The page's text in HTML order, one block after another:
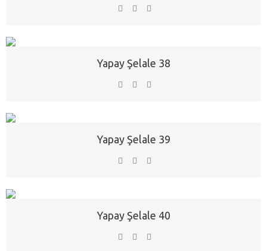
Yapay Şelale 38
Yapay Şelale 39
Yapay Şelale 40